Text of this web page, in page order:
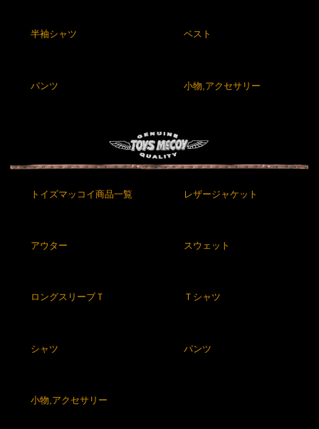
半袖シャツ ベスト
パンツ 小物,アクセサリー
トイズマッコイ商品一覧 レザージャケット
アウター スウェット
ロングスリーブＴ Ｔシャツ
シャツ パンツ
小物,アクセサリー